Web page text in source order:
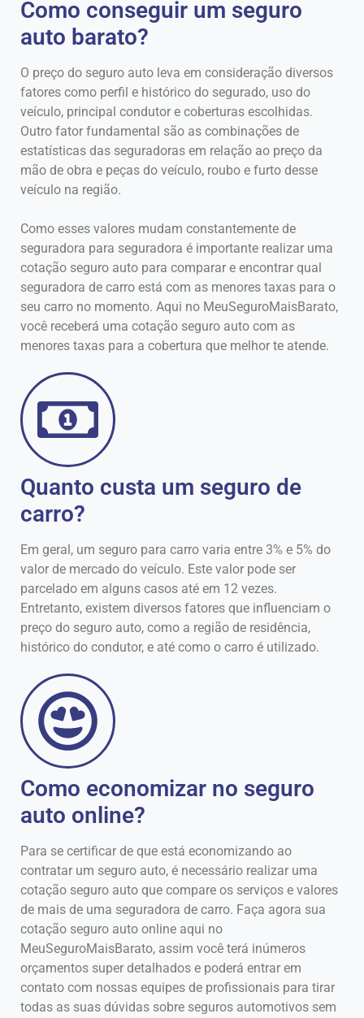
Como conseguir um seguro
auto barato?
O preço do seguro auto leva em consideração diversos
fatores como perfil e histórico do segurado, uso do
veículo, principal condutor e coberturas escolhidas.
Outro fator fundamental são as combinações de
estatísticas das seguradoras em relação ao preço da
mão de obra e peças do veículo, roubo e furto desse
veículo na região.
Como esses valores mudam constantemente de
seguradora para seguradora é importante realizar uma
cotação seguro auto para comparar e encontrar qual
seguradora de carro está com as menores taxas para o
seu carro no momento. Aqui no MeuSeguroMaisBarato,
você receberá uma cotação seguro auto com as
menores taxas para a cobertura que melhor te atende.
Quanto custa um seguro de
carro?
Em geral, um seguro para carro varia entre 3% e 5% do
valor de mercado do veículo. Este valor pode ser
parcelado em alguns casos até em 12 vezes.
Entretanto, existem diversos fatores que influenciam o
preço do seguro auto, como a região de residência,
histórico do condutor, e até como o carro é utilizado.
Como economizar no seguro
auto online?
Para se certificar de que está economizando ao
contratar um seguro auto, é necessário realizar uma
cotação seguro auto que compare os serviços e valores
de mais de uma seguradora de carro. Faça agora sua
cotação seguro auto online aqui no
MeuSeguroMaisBarato, assim você terá inúmeros
orçamentos super detalhados e poderá entrar em
contato com nossas equipes de profissionais para tirar
todas as suas dúvidas sobre seguros automotivos sem